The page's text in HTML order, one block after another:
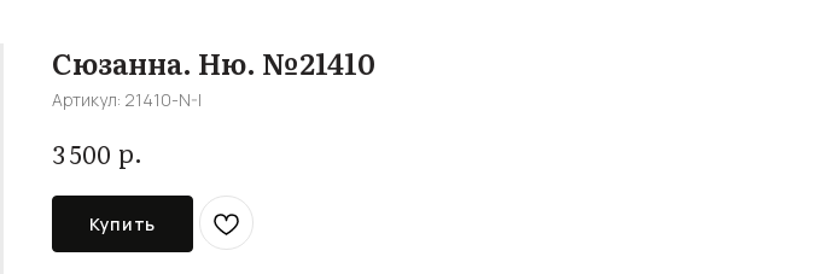
Сюзанна. Ню. №21410
Артикул: 21410-N-I
3 500 р.
Купить